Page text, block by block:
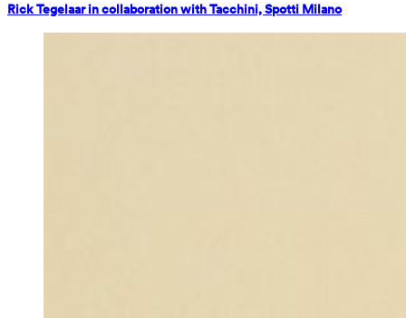
Rick Tegelaar in collaboration with Tacchini, Spotti Milano